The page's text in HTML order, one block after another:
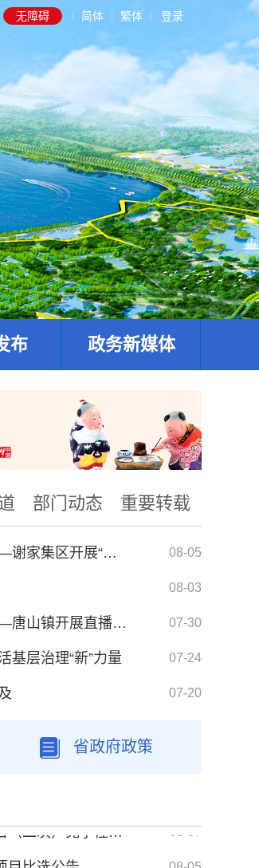
无障碍 简体 繁体 登录
布 政务新媒体
部门动态 重要转载
实地观摩看蝶变 同心聚力谋发展——谢家集区开展“凝聚新力量・筑梦新时代”主题活动 08-05
08-03
直播带岗进乡村 普法护航促就业——唐山镇开展直播带岗暨普法宣讲活动 07-30
基层治理“新”力量 07-24
07-20
省政府政策
中央层面整治形式主义为基层减负专项工作机制办公室 中央纪委办公厅公开通报3起整治形式主义为基层减负典...